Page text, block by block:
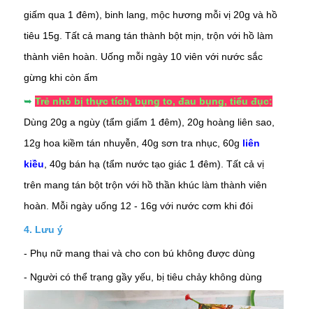
giấm qua 1 đêm), binh lang, mộc hương mỗi vị 20g và hồ
tiêu 15g. Tất cả mang tán thành bột mịn, trộn với hồ làm
thành viên hoàn. Uống mỗi ngày 10 viên với nước sắc
gừng khi còn ấm
➥ Trẻ nhỏ bị thực tích, bụng to, đau bụng, tiểu đục:
Dùng 20g a ngùy (tẩm giấm 1 đêm), 20g hoàng liên sao,
12g hoa kiềm tán nhuyễn, 40g sơn tra nhục, 60g liên
kiều, 40g bán hạ (tẩm nước tạo giác 1 đêm). Tất cả vị
trên mang tán bột trộn với hồ thần khúc làm thành viên
hoàn. Mỗi ngày uống 12 - 16g với nước cơm khi đói
4. Lưu ý
- Phụ nữ mang thai và cho con bú không được dùng
- Người có thể trạng gầy yếu, bị tiêu chảy không dùng